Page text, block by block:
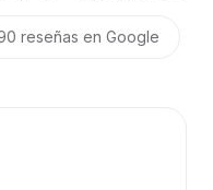
reseñas en Google